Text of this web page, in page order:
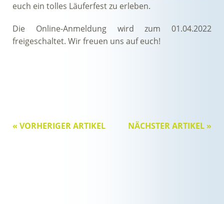
euch ein tolles Läuferfest zu erleben.
Die Online-Anmeldung wird zum 01.04.2022
freigeschaltet. Wir freuen uns auf euch!
NÄCHSTER ARTIKEL »
« VORHERIGER ARTIKEL